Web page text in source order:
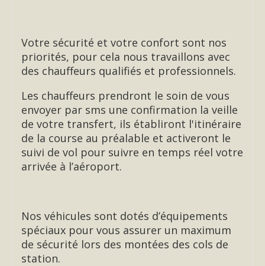
Votre sécurité et votre confort sont nos
priorités, pour cela nous travaillons avec
des chauffeurs qualifiés et professionnels.
Les chauffeurs prendront le soin de vous
envoyer par sms une confirmation la veille
de votre transfert, ils établiront l'itinéraire
de la course au préalable et activeront le
suivi de vol pour suivre en temps réel votre
arrivée à l’aéroport.
Nos véhicules sont dotés d’équipements
spéciaux pour vous assurer un maximum
de sécurité lors des montées des cols de
station.